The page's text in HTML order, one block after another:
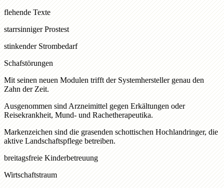
flehende Texte
starrsinniger Prostest
stinkender Strombedarf
Schafstörungen
Mit seinen neuen Modulen trifft der Systemhersteller genau den
Zahn der Zeit.
Ausgenommen sind Arzneimittel gegen Erkältungen oder
Reisekrankheit, Mund- und Rachetherapeutika.
Markenzeichen sind die grasenden schottischen Hochlandringer, die
aktive Landschaftspflege betreiben.
breitagsfreie Kinderbetreuung
Wirtschaftstraum